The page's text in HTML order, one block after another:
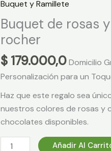
Buquet y Ramillete
Buquet de rosas
rocher
$179.000,0 Domicilio
Personalización para un
Haz que este regalo sea
nuestros colores de rosas y
chocolates disponibles.
Buquet
de
y
ferrero
rocher
Añadir Al